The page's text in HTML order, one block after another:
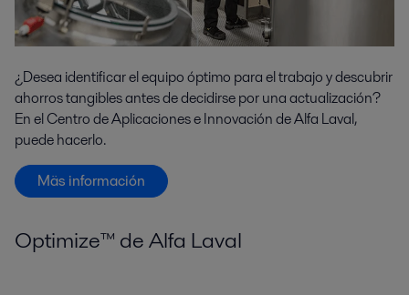
¿Desea identificar el equipo óptimo para el trabajo y descubrir
ahorros tangibles antes de decidirse por una actualización?
En el Centro de Aplicaciones e Innovación de Alfa Laval,
puede hacerlo.
Mäs información
Optimize™ de Alfa Laval